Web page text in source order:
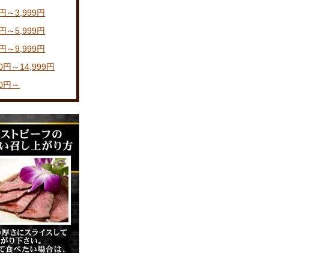
～3,999円
～5,999円
～9,999円
円～14,999円
円～